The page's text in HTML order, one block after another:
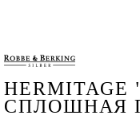
СПЛОШНАЯ